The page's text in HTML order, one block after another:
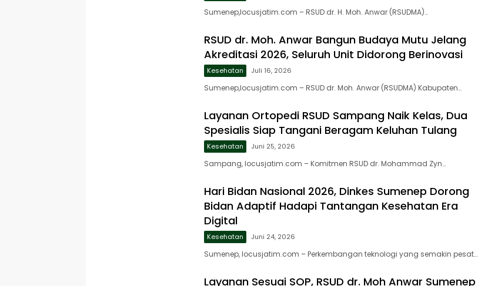
Sumenep,locusjatim.com – RSUD dr. H. Moh. Anwar (RSUDMA)…
RSUD dr. Moh. Anwar Bangun Budaya Mutu Jelang
Akreditasi 2026, Seluruh Unit Didorong Berinovasi
Kesehatan Juli 16, 2026
Sumenep,locusjatim.com – RSUD dr. Moh. Anwar (RSUDMA) Kabupaten…
Layanan Ortopedi RSUD Sampang Naik Kelas, Dua
Spesialis Siap Tangani Beragam Keluhan Tulang
Kesehatan Juni 25, 2026
Sampang, locusjatim.com – Komitmen RSUD dr. Mohammad Zyn…
Hari Bidan Nasional 2026, Dinkes Sumenep Dorong
Bidan Adaptif Hadapi Tantangan Kesehatan Era
Digital
Kesehatan Juni 24, 2026
Sumenep, locusjatim.com – Perkembangan teknologi yang semakin pesat…
Layanan Sesuai SOP, RSUD dr. Moh Anwar Sumenep